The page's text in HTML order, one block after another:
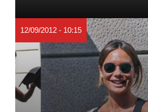
12/09/2012 - 10:15